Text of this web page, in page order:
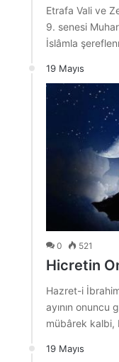
Etrafa Vali ve
9. senesi
İslâmla
19 Mayıs
0 521
Hicretin
Hazret-i
ayının onuncu
mübârek kalbi,
19 Mayıs